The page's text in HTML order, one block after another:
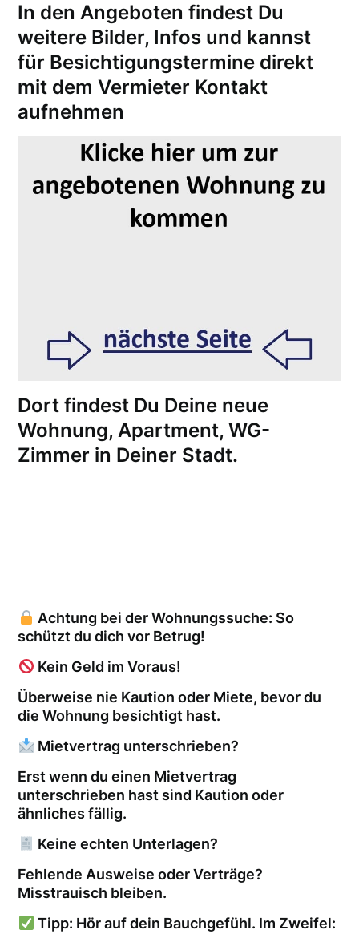
In den Angeboten findest Du
weitere Bilder, Infos und kannst
für Besichtigungstermine direkt
mit dem Vermieter Kontakt
aufnehmen
Dort findest Du Deine neue
Wohnung, Apartment, WG-
Zimmer in Deiner Stadt.
Achtung bei der Wohnungssuche: So
schützt du dich vor Betrug!
Kein Geld im Voraus!
Überweise nie Kaution oder Miete, bevor du
die Wohnung besichtigt hast.
Mietvertrag unterschrieben?
Erst wenn du einen Mietvertrag
unterschrieben hast sind Kaution oder
ähnliches fällig.
Keine echten Unterlagen?
Fehlende Ausweise oder Verträge?
Misstrauisch bleiben.
Tipp: Hör auf dein Bauchgefühl. Im Zweifel: